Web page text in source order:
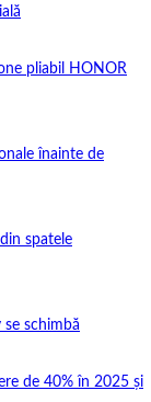
pliabil HONOR
înainte de
spatele
se schimbă
de 40% în 2025 și